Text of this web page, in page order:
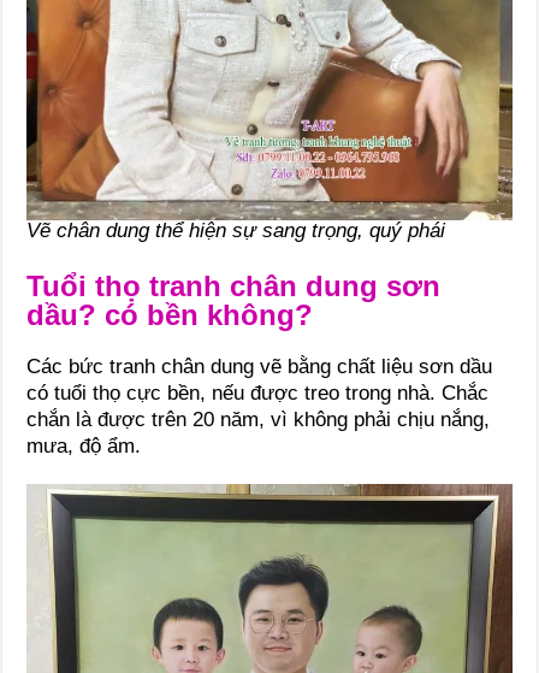
Vẽ chân dung thể hiện sự sang trọng, quý phái
Tuổi thọ tranh chân dung sơn
dầu? có bền không?
Các bức tranh chân dung vẽ bằng chất liệu sơn dầu
có tuổi thọ cực bền, nếu được treo trong nhà. Chắc
chắn là được trên 20 năm, vì không phải chịu nắng,
mưa, độ ẩm.